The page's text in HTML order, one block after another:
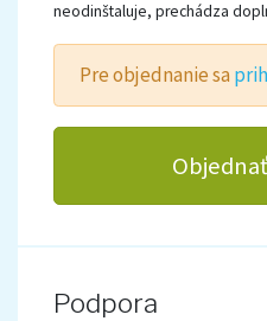
neodinštaluje, prechádza
Pre objednanie sa
Podpora